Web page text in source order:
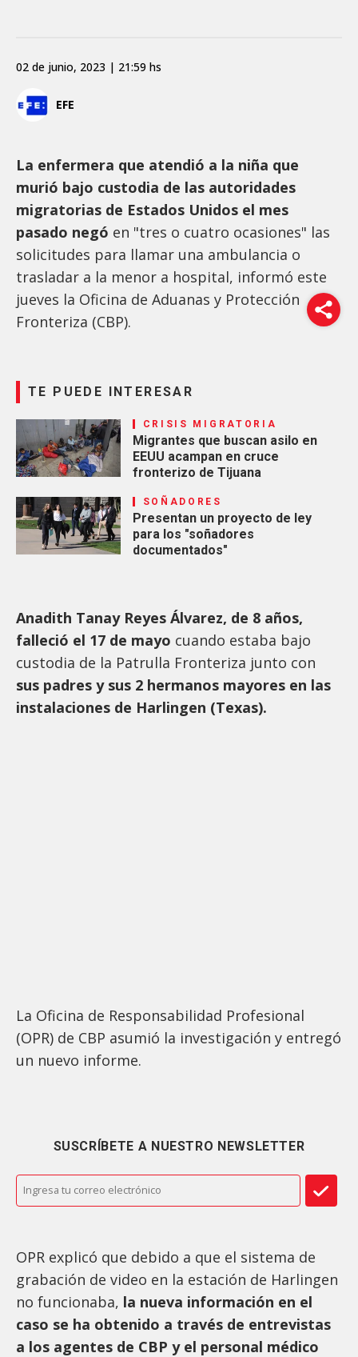
EFE
02 de junio, 2023 | 21:59 hs
La enfermera que atendió a la niña que
murió bajo custodia de las autoridades
migratorias de Estados Unidos el mes
pasado negó en "tres o cuatro ocasiones" las
solicitudes para llamar una ambulancia o
trasladar a la menor a hospital, informó este
jueves la Oficina de Aduanas y Protección
Fronteriza (CBP).
TE PUEDE INTERESAR
CRISIS MIGRATORIA
Migrantes que buscan asilo en
EEUU acampan en cruce
fronterizo de Tijuana
SOÑADORES
Presentan un proyecto de ley
para los "soñadores
documentados"
Anadith Tanay Reyes Álvarez, de 8 años,
falleció el 17 de mayo cuando estaba bajo
custodia de la Patrulla Fronteriza junto con
sus padres y sus 2 hermanos mayores en las
instalaciones de Harlingen (Texas).
La Oficina de Responsabilidad Profesional
(OPR) de CBP asumió la investigación y entregó
un nuevo informe.
SUSCRÍBETE A NUESTRO NEWSLETTER
OPR explicó que debido a que el sistema de
grabación de video en la estación de Harlingen
no funcionaba, la nueva información en el
caso se ha obtenido a través de entrevistas
a los agentes de CBP y el personal médico